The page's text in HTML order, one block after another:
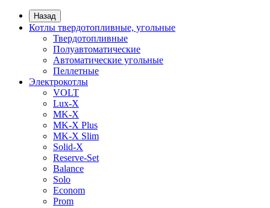
Назад
Котлы твердотопливные, угольные
Твердотопливные
Полуавтоматические
Автоматические угольные
Пеллетные
Электрокотлы
VOLT
Lux-X
MK-X
MK-X Plus
MK-X Slim
Solid-X
Reserve-Set
Balance
Solo
Econom
Prom